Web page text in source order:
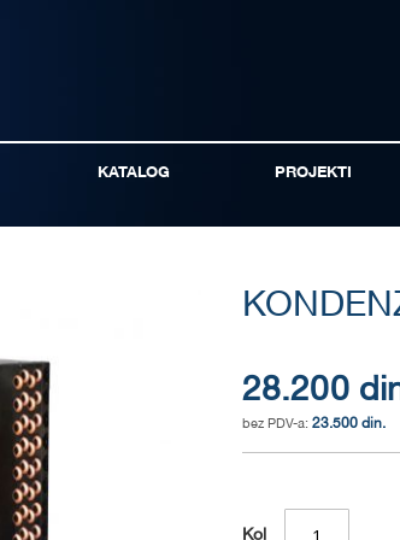
KATALOG PROJEKTI
28.200
23.500 din.
Kol